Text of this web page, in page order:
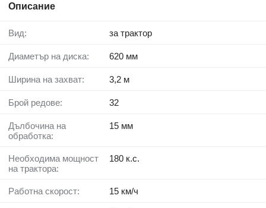
Описание
Вид: за трактор
Диаметър на диска: 620 мм
Ширина на захват: 3,2 м
Брой редове: 32
Дълбочина на
обработка:
15 мм
Необходима мощност
на трактора:
180 к.с.
Работна скорост: 15 км/ч